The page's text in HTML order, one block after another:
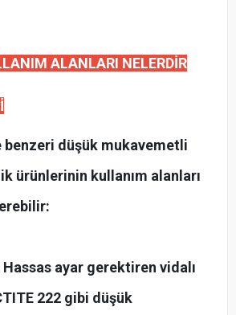
ALANLARI NELERDİR
benzeri düşük mukavemetli
ürünlerinin kullanım alanları
Hassas ayar gerektiren vidalı
222 gibi düşük